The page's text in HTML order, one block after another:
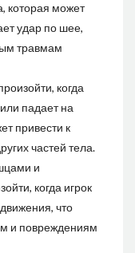
которая может
удар по шее,
травмам
когда
падает на
привести к
частей тела.
и
когда игрок
что
и повреждениям